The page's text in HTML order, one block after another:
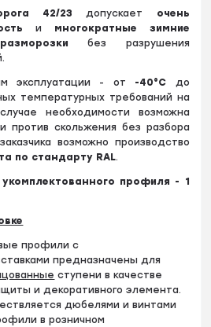
42/23допускает
очень
и многократные зимние
без разрушения
эксплуатации - от -40°С до
температурных требований на
необходимости возможна
против скольжения без разбора
возможно производство
по стандарту RAL.
профиля - 1
профили с
предназначены для
ступени в качестве
и декоративного элемента.
дюбелями и винтами
в розничном